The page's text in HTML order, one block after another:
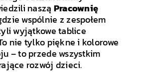
naszą Pracownię
wspólnie z zespołem
wyjątkowe tablice
nie tylko piękne i kolorowe
– to przede wszystkim
rozwój dzieci.